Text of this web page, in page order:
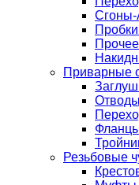
Сгоны-
Прочее
Приварные
Отводы
Резьбовые